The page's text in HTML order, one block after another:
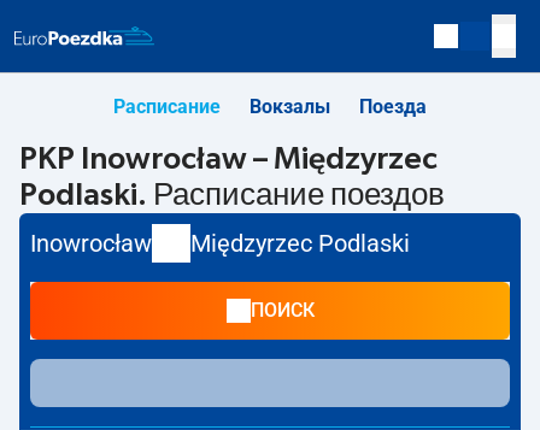
Расписание Вокзалы Поезда
PKP Inowrocław – Międzyrzec
Podlaski. Расписание поездов
Inowrocław Międzyrzec Podlaski
ПОИСК